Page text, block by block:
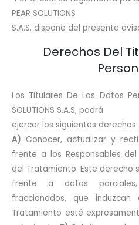
PEAR SOLUTIONS
S.A.S. dispone del presente
Derechos Del
Los Titulares De Los Datos
SOLUTIONS S.A.S, podrá
ejercer los siguientes derechos:
A) Conocer, actualizar y
frente a los Responsables
del Tratamiento. Este derecho
frente a datos parciales,
fraccionados, que
Tratamiento esté